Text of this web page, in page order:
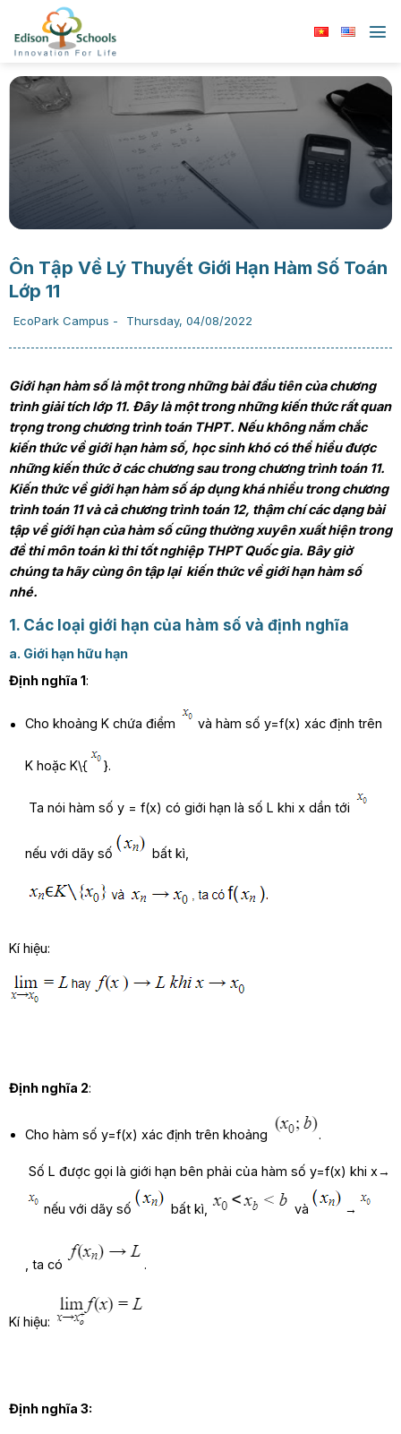
nội
Ôn Tập Về Lý Thuyết Giới Hạn Hàm Số Toán
Lớp 11
EcoPark Campus - Thursday, 04/08/2022
Giới hạn hàm số là một trong những bài đầu tiên của chương
trình giải tích lớp 11. Đây là một trong những kiến thức rất quan
trọng trong chương trình toán THPT. Nếu không nắm chắc
kiến thức về giới hạn hàm số, học sinh khó có thể hiểu được
những kiến thức ở các chương sau trong chương trình toán 11.
Kiến thức về giới hạn hàm số áp dụng khá nhiều trong chương
trình toán 11 và cả chương trình toán 12, thậm chí các dạng bài
tập về giới hạn của hàm số cũng thường xuyên xuất hiện trong
đề thi môn toán kì thi tốt nghiệp THPT Quốc gia. Bây giờ
chúng ta hãy cùng ôn tập lại kiến thức về giới hạn hàm số
nhé.
1. Các loại giới hạn của hàm số và định nghĩa
a. Giới hạn hữu hạn
Định nghĩa 1:
Cho khoảng K chứa điểm và hàm số y=f(x) xác định trên
K hoặc K\{ }.
Ta nói hàm số y = f(x) có giới hạn là số L khi x dần tới
nếu với dãy số bất kì,
Kí hiệu:
Định nghĩa 2:
Cho hàm số y=f(x) xác định trên khoảng .
Số L được gọi là giới hạn bên phải của hàm số y=f(x) khi x→
nếu với dãy số bất kì, và →
ta có .
Kí hiệu:
Định nghĩa 3: